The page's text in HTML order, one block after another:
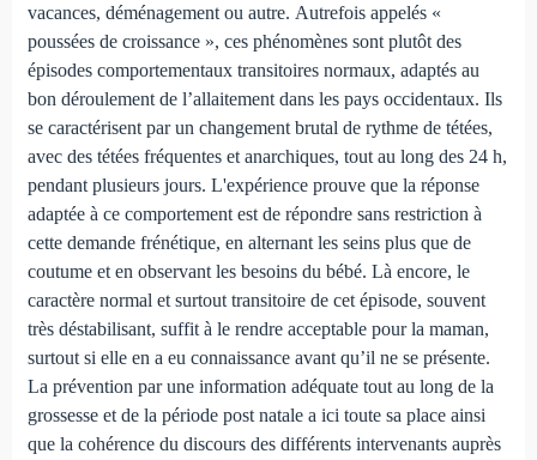
vacances, déménagement ou autre. Autrefois appelés «
poussées de croissance », ces phénomènes sont plutôt des
épisodes comportementaux transitoires normaux, adaptés au
bon déroulement de l’allaitement dans les pays occidentaux. Ils
se caractérisent par un changement brutal de rythme de tétées,
avec des tétées fréquentes et anarchiques, tout au long des 24 h,
pendant plusieurs jours. L'expérience prouve que la réponse
adaptée à ce comportement est de répondre sans restriction à
cette demande frénétique, en alternant les seins plus que de
coutume et en observant les besoins du bébé. Là encore, le
caractère normal et surtout transitoire de cet épisode, souvent
très déstabilisant, suffit à le rendre acceptable pour la maman,
surtout si elle en a eu connaissance avant qu’il ne se présente.
La prévention par une information adéquate tout au long de la
grossesse et de la période post natale a ici toute sa place ainsi
que la cohérence du discours des différents intervenants auprès